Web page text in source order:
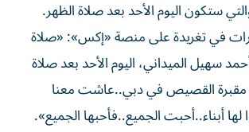
ستكون اليوم الأحد بعد صلاة الظهر.
في تغريدة على منصة «إكس»: «صلاة
أحمد سهيل الميداني، اليوم الأحد بعد صلاة
القصيص في دبي..عاشت معنا
لها أبناء..أحبت الجميع..فأحبها الجميع».